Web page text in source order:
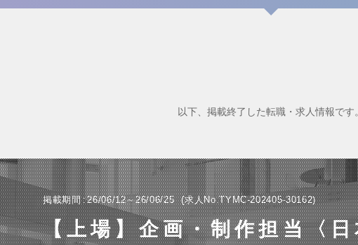
以下、掲載終了した転職・求人情報です。
掲載期間 26/06/12～26/06/25 求人No.TYMC-202405-30162
【上場】企画・制作担当〈